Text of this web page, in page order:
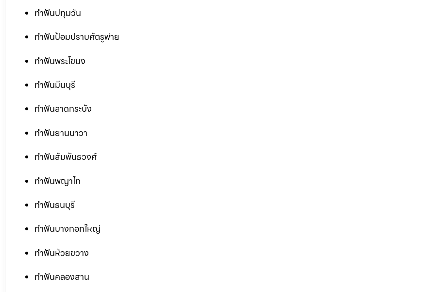
ทำฟันปทุมวัน
ทำฟันป้อมปราบศัตรูพ่าย
ทำฟันพระโขนง
ทำฟันมีนบุรี
ทำฟันลาดกระบัง
ทำฟันยานนาวา
ทำฟันสัมพันธวงศ์
ทำฟันพญาไท
ทำฟันธนบุรี
ทำฟันบางกอกใหญ่
ทำฟันห้วยขวาง
ทำฟันคลองสาน